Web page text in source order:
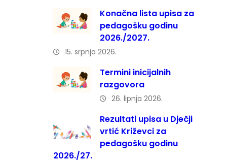
Konačna lista upisa za
pedagošku godinu
2026./2027.
15. srpnja 2026.
Termini inicijalnih
razgovora
26. lipnja 2026.
Rezultati upisa u Dječji
vrtić Križevci za
pedagošku godinu
2026./27.